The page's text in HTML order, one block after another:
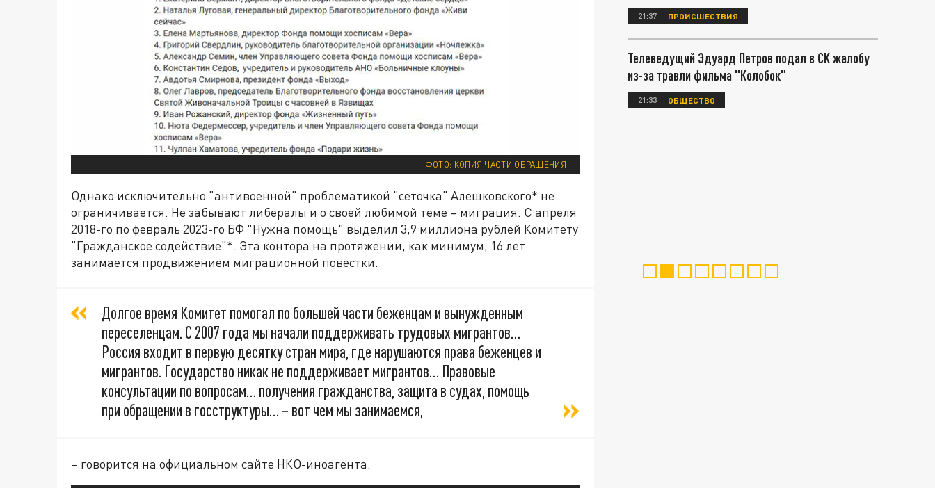
ФОТО: КОПИЯ ЧАСТИ ОБРАЩЕНИЯ
Однако исключительно "антивоенной" проблематикой "сеточка" Алешковского* не
ограничивается. Не забывают либералы и о своей любимой теме – миграция. С апреля
2018-го по февраль 2023-го БФ "Нужна помощь" выделил 3,9 миллиона рублей Комитету
"Гражданское содействие"*. Эта контора на протяжении, как минимум, 16 лет
занимается продвижением миграционной повестки.
Долгое время Комитет помогал по большей части беженцам и вынужденным
переселенцам. С 2007 года мы начали поддерживать трудовых мигрантов…
Россия входит в первую десятку стран мира, где нарушаются права беженцев и
мигрантов. Государство никак не поддерживает мигрантов… Правовые
консультации по вопросам… получения гражданства, защита в судах, помощь
при обращении в госструктуры… – вот чем мы занимаемся,
– говорится на официальном сайте НКО-иноагента.
21:37 ПРОИСШЕСТВИЯ
Телеведущий Эдуард Петров подал в СК жалобу
из-за травли фильма "Колобок"
21:33 ОБЩЕСТВО